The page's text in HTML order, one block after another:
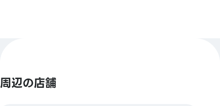
周辺の店舗